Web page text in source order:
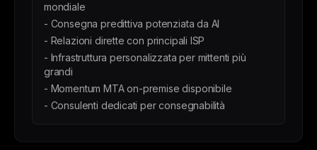
mondiale
- Consegna predittiva potenziata da AI
- Relazioni dirette con principali ISP
- Infrastruttura personalizzata per mittenti più
grandi
- Momentum MTA on-premise disponibile
- Consulenti dedicati per consegnabilità